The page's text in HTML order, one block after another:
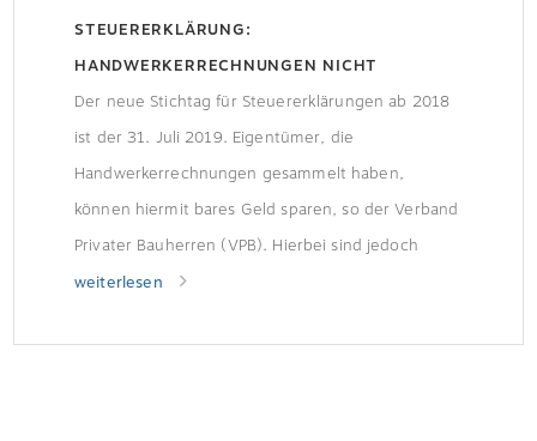
STEUERERKLÄRUNG:
HANDWERKERRECHNUNGEN NICHT
VERGESSEN
Der neue Stichtag für Steuererklärungen ab 2018
ist der 31. Juli 2019. Eigentümer, die
Handwerkerrechnungen gesammelt haben,
können hiermit bares Geld sparen, so der Verband
Privater Bauherren (VPB). Hierbei sind jedoch
einige Vorgaben zu beachten. Was kann steuerlich
können Reparaturen und Modernisierungen am
weiterlesen